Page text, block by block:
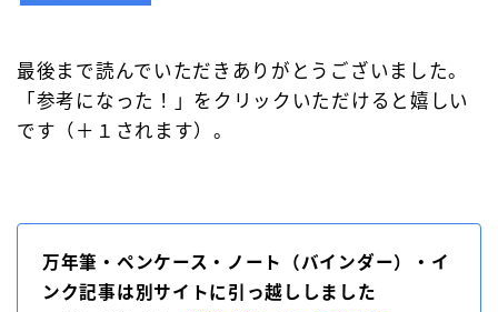
最後まで読んでいただきありがとうございました。
「参考になった！」をクリックいただけると嬉しい
です（＋１されます）。
万年筆・ペンケース・ノート（バインダー）・イ
ンク記事は別サイトに引っ越ししました